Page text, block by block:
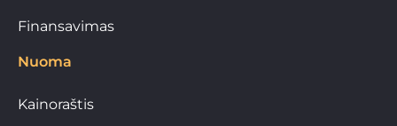
Finansavimas
Nuoma
Kainoraštis